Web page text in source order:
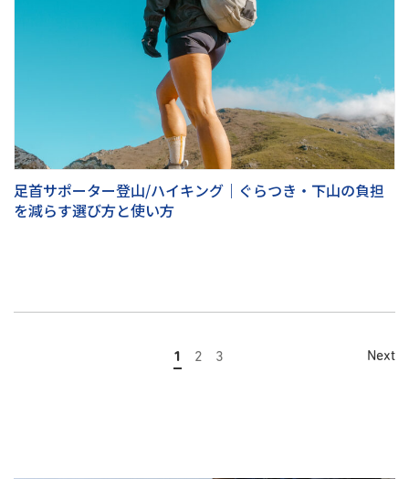
足首サポーター登山/ハイキング｜ぐらつき・下山の負担
を減らす選び方と使い方
1 2 3 Next